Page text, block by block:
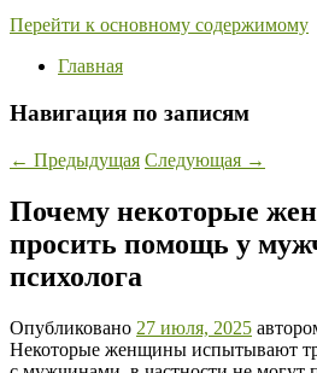
Перейти к основному содержимому
Главная
Навигация по записям
← Предыдущая Следующая →
Почему некоторые
просить помощь у
психолога
Опубликовано 27 июля, 2025
Некоторые женщины испытывают